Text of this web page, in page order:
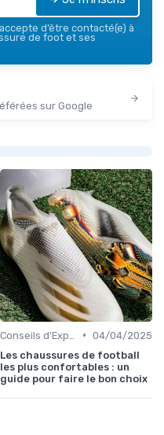
d’être contacté(e) à
de foot et ses
sur Google
• 04/04/2025
Les chaussures de football
les plus confortables : un
guide pour faire le bon choix